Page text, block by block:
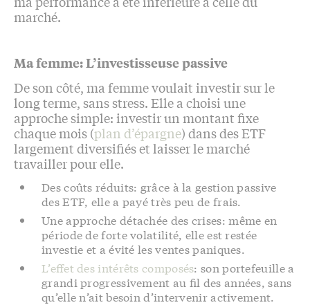
marché.
Ma femme: L’investisseuse passive
De son côté, ma femme voulait investir sur le
long terme, sans stress. Elle a choisi une
approche simple: investir un montant fixe
chaque mois (plan d’épargne) dans des ETF
largement diversifiés et laisser le marché
travailler pour elle.
Des coûts réduits: grâce à la gestion passive
des ETF, elle a payé très peu de frais.
Une approche détachée des crises: même en
période de forte volatilité, elle est restée
investie et a évité les ventes paniques.
L’effet des intérêts composés: son portefeuille a
grandi progressivement au fil des années, sans
qu’elle n’ait besoin d’intervenir activement.